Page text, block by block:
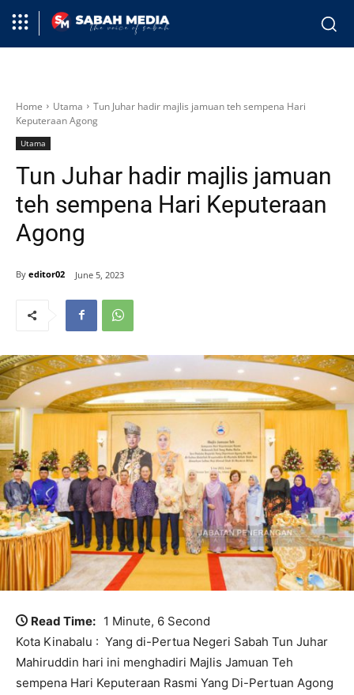
Home Utama
Tun Juhar hadir majlis jamuan teh sempena Hari
Keputeraan Agong
Utama
Tun Juhar hadir majlis jamuan
teh sempena Hari Keputeraan
Agong
By editor02 June 5, 2023
Read Time: 1 Minute, 6 Second
Kota Kinabalu : Yang di-Pertua Negeri Sabah Tun Juhar
Mahiruddin hari ini menghadiri Majlis Jamuan Teh
sempena Hari Keputeraan Rasmi Yang Di-Pertuan Agong